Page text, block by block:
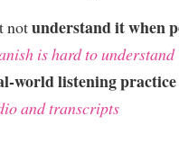
notunderstand it when
is hard to understand
world listening practice
and transcripts